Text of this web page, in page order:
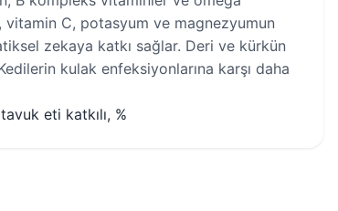
vitamin C, potasyum ve magnezyumun
zekaya katkı sağlar. Deri ve kürkün
kulak enfeksiyonlarına karşı daha
eti katkılı, %